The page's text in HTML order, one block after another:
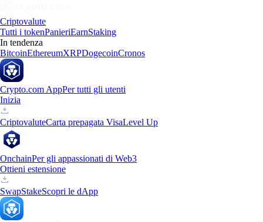
Criptovalute
Tutti i tokenPanieriEarnStaking
In tendenza
BitcoinEthereumXRPDogecoinCronos
Crypto.com AppPer tutti gli utenti
Inizia
CriptovaluteCarta prepagata VisaLevel Up
OnchainPer gli appassionati di Web3
Ottieni estensione
SwapStakeScopri le dApp